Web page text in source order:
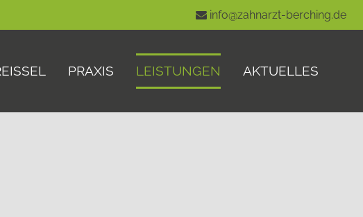
info@zahnarzt-berching.de
PRAXIS LEISTUNGEN AKTUELLES